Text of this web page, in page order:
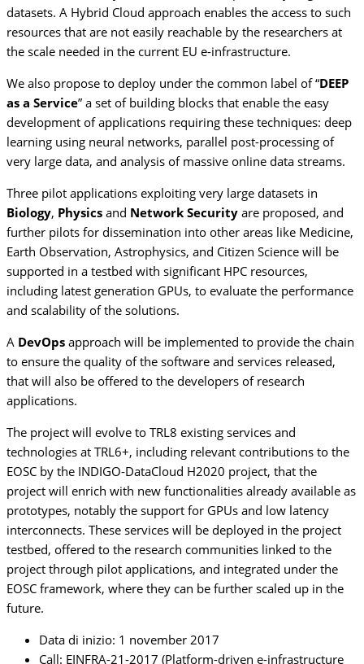
datasets. A Hybrid Cloud approach enables the access to such
resources that are not easily reachable by the researchers at
the scale needed in the current EU e-infrastructure.
We also propose to deploy under the common label of “DEEP
as a Service” a set of building blocks that enable the easy
development of applications requiring these techniques: deep
learning using neural networks, parallel post-processing of
very large data, and analysis of massive online data streams.
Three pilot applications exploiting very large datasets in
Biology, Physics and Network Security are proposed, and
further pilots for dissemination into other areas like Medicine,
Earth Observation, Astrophysics, and Citizen Science will be
supported in a testbed with significant HPC resources,
including latest generation GPUs, to evaluate the performance
and scalability of the solutions.
A DevOps approach will be implemented to provide the chain
to ensure the quality of the software and services released,
that will also be offered to the developers of research
applications.
The project will evolve to TRL8 existing services and
technologies at TRL6+, including relevant contributions to the
EOSC by the INDIGO-DataCloud H2020 project, that the
project will enrich with new functionalities already available as
prototypes, notably the support for GPUs and low latency
interconnects. These services will be deployed in the project
testbed, offered to the research communities linked to the
project through pilot applications, and integrated under the
EOSC framework, where they can be further scaled up in the
future.
Data di inizio: 1 november 2017
Call: EINFRA-21-2017 (Platform-driven e-infrastructure